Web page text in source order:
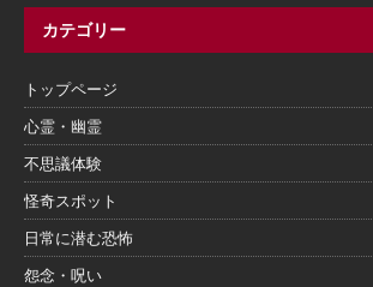
カテゴリー
トップページ
心霊・幽霊
不思議体験
怪奇スポット
日常に潜む恐怖
怨念・呪い